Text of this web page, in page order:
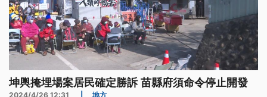
坤輿掩埋場案居民確定勝訴 苗縣府須命令停止開發
2024/4/26 12:31 地方